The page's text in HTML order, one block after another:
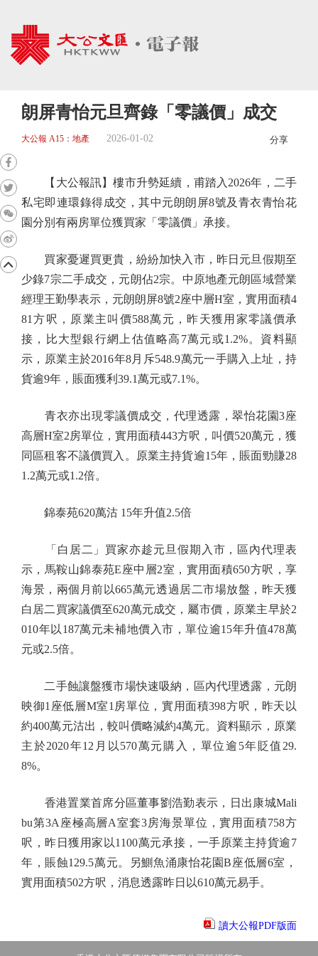
朗屏青怡元旦齊錄「零議價」成交
大公報 A15：地產 2026-01-02 分享
【大公報訊】樓市升勢延續，甫踏入2026年，二手
私宅即連環錄得成交，其中元朗朗屏8號及青衣青怡花
園分別有兩房單位獲買家「零議價」承接。
買家憂遲買更貴，紛紛加快入市，昨日元旦假期至
少錄7宗二手成交，元朗佔2宗。中原地產元朗區域營業
經理王勤學表示，元朗朗屏8號2座中層H室，實用面積4
81方呎，原業主叫價588萬元，昨天獲用家零議價承
接，比大型銀行網上估值略高7萬元或1.2%。資料顯
示，原業主於2016年8月斥548.9萬元一手購入上址，持
貨逾9年，賬面獲利39.1萬元或7.1%。
青衣亦出現零議價成交，代理透露，翠怡花園3座
高層H室2房單位，實用面積443方呎，叫價520萬元，獲
同區租客不議價買入。原業主持貨逾15年，賬面勁賺28
1.2萬元或1.2倍。
錦泰苑620萬沽 15年升值2.5倍
「白居二」買家亦趁元旦假期入市，區內代理表
示，馬鞍山錦泰苑E座中層2室，實用面積650方呎，享
海景，兩個月前以665萬元透過居二市場放盤，昨天獲
白居二買家議價至620萬元成交，屬市價，原業主早於2
010年以187萬元未補地價入市，單位逾15年升值478萬
元或2.5倍。
二手蝕讓盤獲市場快速吸納，區內代理透露，元朗
映御1座低層M室1房單位，實用面積398方呎，昨天以
約400萬元沽出，較叫價略減約4萬元。資料顯示，原業
主於2020年12月以570萬元購入，單位逾5年貶值29.
8%。
香港置業首席分區董事劉浩勤表示，日出康城Mali
bu第3A座極高層A室套3房海景單位，實用面積758方
呎，昨日獲用家以1100萬元承接，一手原業主持貨逾7
年，賬蝕129.5萬元。另鰂魚涌康怡花園B座低層6室，
實用面積502方呎，消息透露昨日以610萬元易手。
讀大公報PDF版面